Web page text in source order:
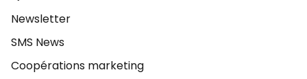
Newsletter
SMS News
Coopérations marketing